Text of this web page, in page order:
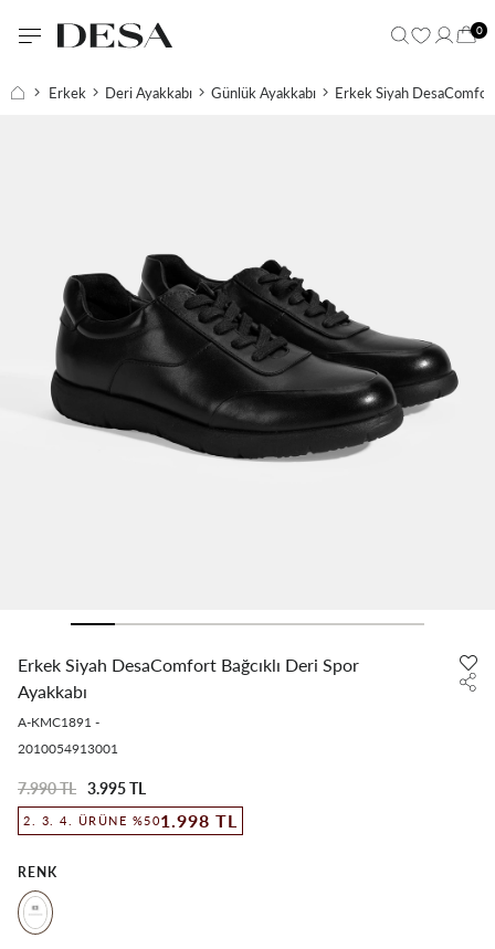
0
Erkek Deri Ayakkabı Günlük Ayakkabı Erkek Siyah
Erkek Siyah DesaComfort Bağcıklı Deri Spor
Ayakkabı
A-KMC1891 -
2010054913001
7.990 TL 3.995 TL
2. 3. 4. ÜRÜNE %501.998 TL
RENK